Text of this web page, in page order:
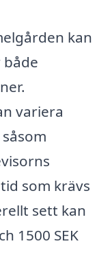
kan
variera
som krävs
sett kan
1500 SEK